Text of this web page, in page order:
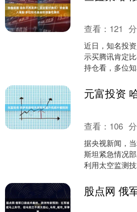
查看： 121
近日，知名投
示买腾讯肯定
持仓看，多位
多月来，超400
查看： 106
据央视新闻，
斯坦紧急情况
利用太空监测
在位于阿拉木....